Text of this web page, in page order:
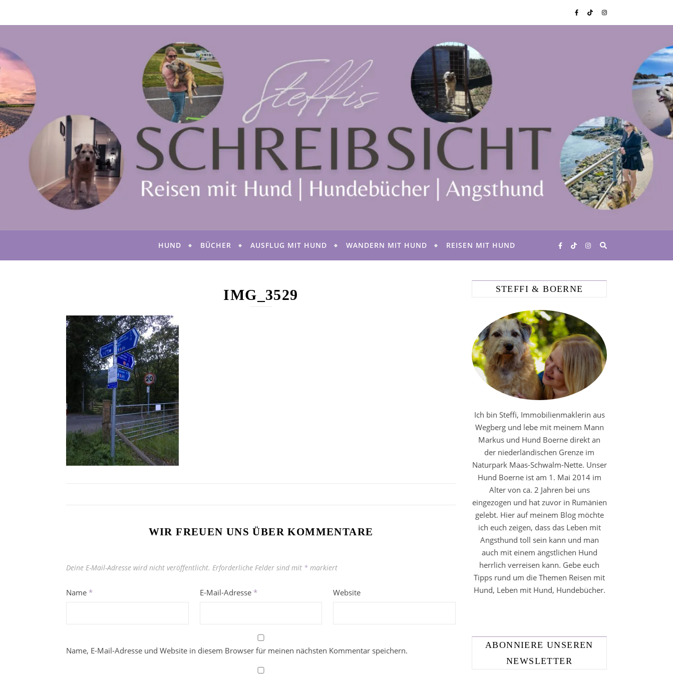
HUND BÜCHER AUSFLUG MIT HUND WANDERN MIT HUND REISEN MIT HUND
IMG_3529
WIR FREUEN UNS ÜBER KOMMENTARE
Deine E-Mail-Adresse wird nicht veröffentlicht. Erforderliche Felder sind mit * markiert
Name * E-Mail-Adresse * Website
Name, E-Mail-Adresse und Website in diesem Browser für meinen nächsten Kommentar speichern.
STEFFI & BOERNE
Ich bin Steffi, Immobilienmaklerin aus
Wegberg und lebe mit meinem Mann
Markus und Hund Boerne direkt an
der niederländischen Grenze im
Naturpark Maas-Schwalm-Nette. Unser
Hund Boerne ist am 1. Mai 2014 im
Alter von ca. 2 Jahren bei uns
eingezogen und hat zuvor in Rumänien
gelebt. Hier auf meinem Blog möchte
ich euch zeigen, dass das Leben mit
Angsthund toll sein kann und man
auch mit einem ängstlichen Hund
herrlich verreisen kann. Gebe euch
Tipps rund um die Themen Reisen mit
Hund, Leben mit Hund, Hundebücher.
ABONNIERE UNSEREN
NEWSLETTER